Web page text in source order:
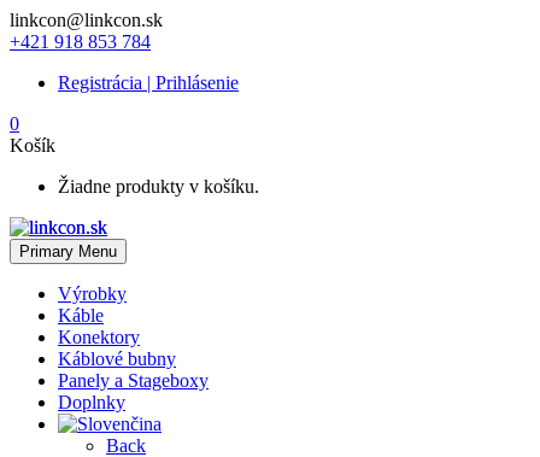
linkcon@linkcon.sk
+421 918 853 784
Registrácia | Prihlásenie
0
Košík
Žiadne produkty v košíku.
Primary Menu
Výrobky
Káble
Konektory
Káblové bubny
Panely a Stageboxy
Doplnky
Back